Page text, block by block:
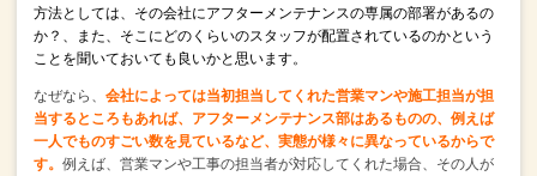
方法としては、その会社にアフターメンテナンスの専属の部署があるの
か？、
また、そこにどのくらいのスタッフが配置されているのかという
ことを聞いておいても良いかと思います。
なぜなら、 会社によっては当初担当してくれた営業マンや施工担当が担
当するところもあれば、 アフターメンテナンス部はあるものの、例えば
一人でものすごい数を見ているなど、 実態が様々に異なっているからで
す。 例えば、営業マンや工事の担当者が対応してくれた場合、 その人が